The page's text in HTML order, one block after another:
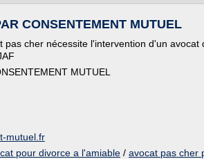
CONSENTEMENT MUTUEL
pas cher nécessite l'intervention d'un avocat
MUTUEL
mutuel.fr
pour divorce a l'amiable / avocat pas cher